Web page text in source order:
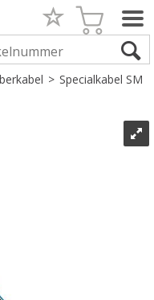
>Specialkabel SM